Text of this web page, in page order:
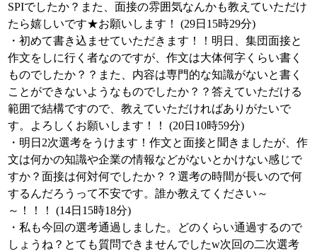
SPIでしたか？また、面接の雰囲気なんかも教えていただけ
たら嬉しいです★お願いします！ (29日15時29分)
・初めて書き込ませていただきます！！明日、集団面接と
作文をしに行く者なのですが、作文は大体何字くらい書く
ものでしたか？？また、内容は専門的な知識がないと書く
ことができないようなものでしたか？？答えていただける
範囲で結構ですので、教えていただければありがたいで
す。よろしくお願いします！！ (20日10時59分)
・明日2次選考をうけます！作文と面接と聞きましたが、作
文は何かの知識や企業の情報などがないとかけない感じで
すか？面接は何対何でしたか？？選考の時間が長いので何
するんだろうって不安です。誰か教えてください～
～！！！ (14日15時18分)
・私も今回の選考通過しました。どのくらい通過するので
しょうね？とても質問できませんでしたw次回の二次選考